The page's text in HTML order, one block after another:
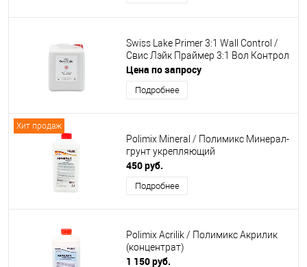
Swiss Lake Primer 3:1 Wall Control /
Свис Лэйк Праймер 3:1 Вол Контрол
Цена по запросу
Подробнее
Хит продаж
Polimix Mineral / Полимикс Минерал-
грунт укрепляющий
450 руб.
Подробнее
Polimix Acrilik / Полимикс Акрилик
(концентрат)
1 150 руб.